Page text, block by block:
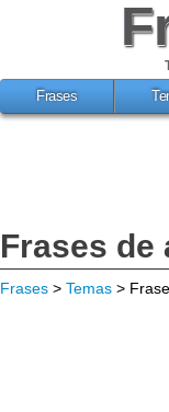
Frases
Frases de
Frases > Temas >